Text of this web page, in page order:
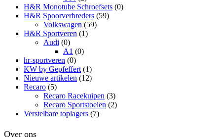
H&R Monotube Schroefsets (0)
H&R Spoorverbreders (59)
Volkswagen (59)
H&R Sportveren (1)
Audi (0)
A1 (0)
hr-sportveren (0)
KW by Gepfeffert (1)
Nieuwe artikelen (12)
Recaro (5)
Recaro Racekuipen (3)
Recaro Sportstoelen (2)
Verstelbare toplagers (7)
Over ons